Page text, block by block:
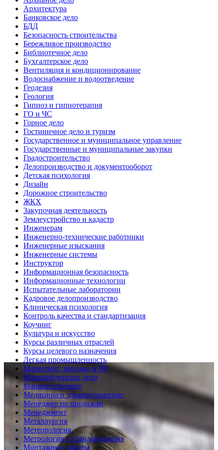
Архитектура
Банковское дело
БДД
Безопасность строительства
Бережливое производство
Библиотечное дело
Бухгалтерское дело
Вентиляция и кондиционирование
Водоснабжение и водоотведение
Геодезия
Геология
Гипноз и гипнотерапия
ГО и ЧС
Горное дело
Гостиничное дело и туризм
Государственное и муниципальное управление
Государственные и муниципальные закупки
Градостроительство
Делопроизводство и документооборот
Детская психология
Дизайн
Дорожное строительство
ЖКХ
Закупочная деятельность
Землеустройство и кадастр
Инженерам
Инженерно-технические работники
Инженерные изыскания
Инженерные системы
Инструктор
Информационная безопасность
Информационные технологии
Испытательные лаборатории
Кадровое делопроизводство
Клиническая психология
Контроль качества и стандартизация
Коучинг
Культура и искусство
Курсы различных отраслей
Курсы целевого назначения
Легкая промышленность
Маркетинг, реклама и PR
Маркшейдерское дело
Машиностроение
Медицина и здравоохранение
Менеджер по продажам
Менеджмент
Металлургия
Метеорология
Метрология и стандартизация
Монтажные работы